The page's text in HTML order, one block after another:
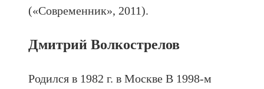
(«Современник», 2011).
Дмитрий Волкострелов
Родился в 1982 г. в Москве В 1998-м